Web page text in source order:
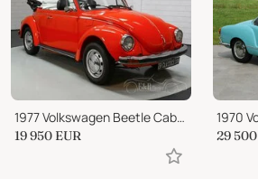
1977 Volkswagen Beetle Cabriolet
19 950 EUR 29 500